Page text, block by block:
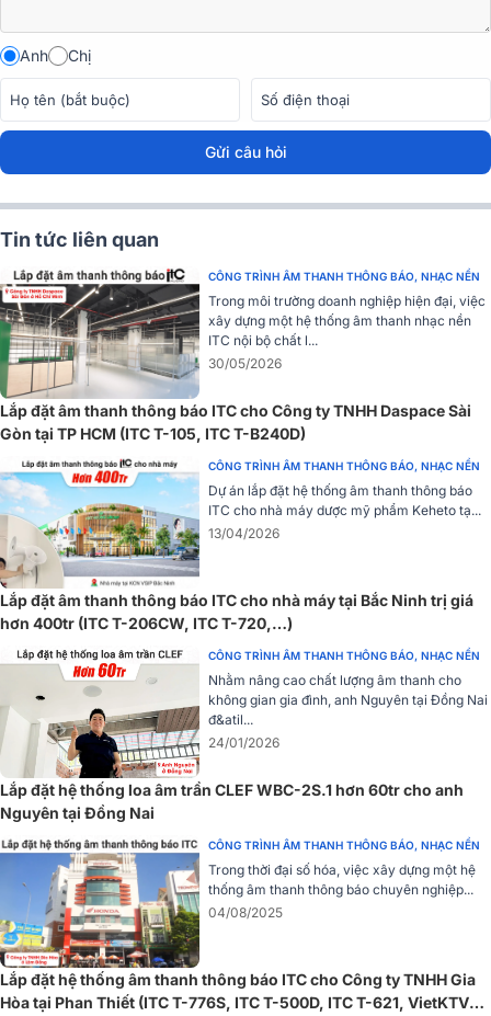
Loa treblevòm 2.54cm giúp tạo ra âm cao tự nhiên, mượt mà và
thanh rộng hơn, mang đến hiệu suất âm thanh tối ưu trong các
không gian lớn.
Công suất linh hoạt
Loa âm trần RCF MQ 50C có thể điều chỉnh công suất với các mức
lựa chọn linh hoạt: 30W, 20W, 10W, và 5W. Điều này giúp tối ưu hóa
hiệu suất âm thanh tùy theo không gian sử dụng.
Đáp ứng tần số (-10dB), độ nhạy 91 dB
Loa âm trần RCF MQ 50C có khả năng tái tạo âm thanh trong dải
tần số từ 70 Hz đến 20,000 Hz, đảm bảo âm thanh sắc nét và đầy
đủ. Với độ nhạy 91 dB, MQ 50C có khả năng phát ra âm thanh rõ
ràng, mạnh mẽ ngay cả ở các mức công suất thấp.
Anh Chị
Gửi câu hỏi
Tin tức liên quan
CÔNG TRÌNH ÂM THANH THÔNG BÁO, NHẠC NỀN
Trong môi trường doanh nghiệp hiện đại, việc
xây dựng một hệ thống âm thanh nhạc nền
ITC nội bộ chất l...
30/05/2026
Lắp đặt âm thanh thông báo ITC cho Công ty TNHH Daspace Sài
Gòn tại TP HCM (ITC T-105, ITC T-B240D)
CÔNG TRÌNH ÂM THANH THÔNG BÁO, NHẠC NỀN
Dự án lắp đặt hệ thống âm thanh thông báo
ITC cho nhà máy dược mỹ phẩm Keheto tạ...
13/04/2026
Lắp đặt âm thanh thông báo ITC cho nhà máy tại Bắc Ninh trị giá
hơn 400tr (ITC T-206CW, ITC T-720,…)
CÔNG TRÌNH ÂM THANH THÔNG BÁO, NHẠC NỀN
Nhằm nâng cao chất lượng âm thanh cho
không gian gia đình, anh Nguyên tại Đồng Nai
đ&atil...
24/01/2026
Lắp đặt hệ thống loa âm trần CLEF WBC-2S.1 hơn 60tr cho anh
Nguyên tại Đồng Nai
CÔNG TRÌNH ÂM THANH THÔNG BÁO, NHẠC NỀN
Trong thời đại số hóa, việc xây dựng một hệ
thống âm thanh thông báo chuyên nghiệp...
04/08/2025
Lắp đặt hệ thống âm thanh thông báo ITC cho Công ty TNHH Gia
Hòa tại Phan Thiết (ITC T-776S, ITC T-500D, ITC T-621, VietKTV